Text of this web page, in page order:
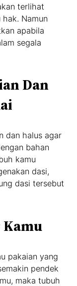
terlihat
Namun
apabila
segala
Dan
dan halus agar
bahan
kamu
dasi,
dasi tersebut
Kamu
pakaian yang
pendek
maka tubuh